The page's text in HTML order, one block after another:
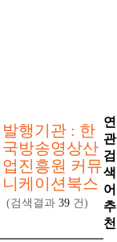
발행기관 : 한
국방송영상산
업진흥원 커뮤
니케이션북스
(검색결과 39 건)
연
관
검
색
어
추
천